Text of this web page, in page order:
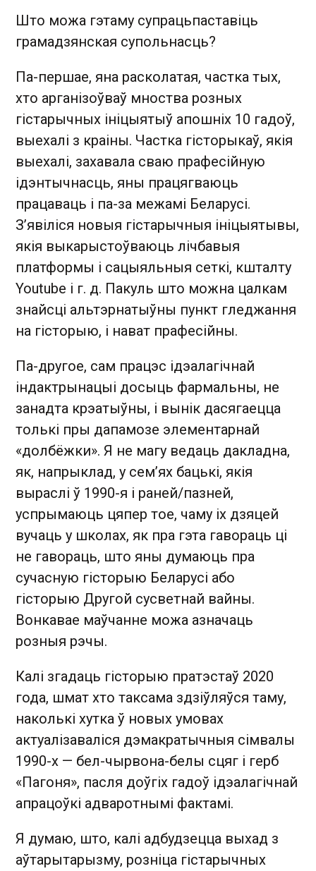
Што можа гэтаму супрацьпаставіць
грамадзянская супольнасць?
Па-першае, яна расколатая, частка тых,
хто арганізоўваў мноства розных
гістарычных ініцыятыў апошніх 10 гадоў,
выехалі з краіны. Частка гісторыкаў, якія
выехалі, захавала сваю прафесійную
ідэнтычнасць, яны працягваюць
працаваць і па-за межамі Беларусі.
З’явіліся новыя гістарычныя ініцыятывы,
якія выкарыстоўваюць лічбавыя
платформы і сацыяльныя сеткі, кшталту
Youtube і г. д. Пакуль што можна цалкам
знайсці альтэрнатыўны пункт гледжання
на гісторыю, і нават прафесійны.
Па-другое, сам працэс ідэалагічнай
індактрынацыі досыць фармальны, не
занадта крэатыўны, і вынік дасягаецца
толькі пры дапамозе элементарнай
«долбёжки». Я не магу ведаць дакладна,
як, напрыклад, у сем’ях бацькі, якія
выраслі ў 1990-я і раней/пазней,
успрымаюць цяпер тое, чаму іх дзяцей
вучаць у школах, як пра гэта гавораць ці
не гавораць, што яны думаюць пра
сучасную гісторыю Беларусі або
гісторыю Другой сусветнай вайны.
Вонкавае маўчанне можа азначаць
розныя рэчы.
Калі згадаць гісторыю пратэстаў 2020
года, шмат хто таксама здзіўляўся таму,
наколькі хутка ў новых умовах
актуалізаваліся дэмакратычныя сімвалы
1990-х — бел-чырвона-белы сцяг і герб
«Пагоня», пасля доўгіх гадоў ідэалагічнай
апрацоўкі адваротнымі фактамі.
Я думаю, што, калі адбудзецца выхад з
аўтарытарызму, розніца гістарычных